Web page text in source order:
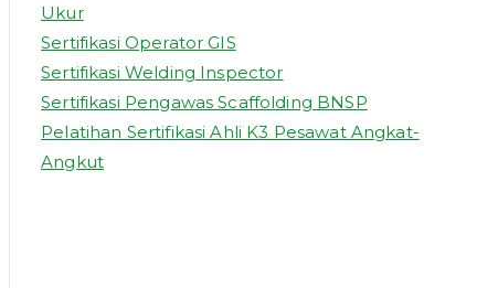
Ukur
Sertifikasi Operator GIS
Sertifikasi Welding Inspector
Sertifikasi Pengawas Scaffolding BNSP
Pelatihan Sertifikasi Ahli K3 Pesawat Angkat-
Angkut